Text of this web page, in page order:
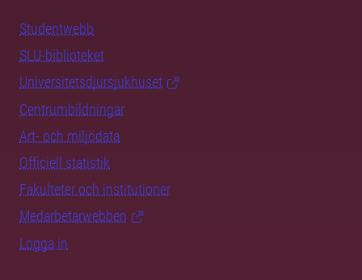
Studentwebb
SLU-biblioteket
Universitetsdjursjukhuset
Centrumbildningar
Art- och miljödata
Officiell statistik
Fakulteter och institutioner
Medarbetarwebben
Logga in